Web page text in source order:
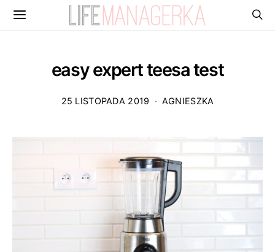
easy expert teesa test
25 LISTOPADA 2019 AGNIESZKA